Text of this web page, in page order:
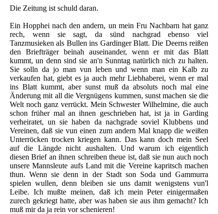
Die Zeitung ist schuld daran.
Ein Hopphei nach den andern, un mein Fru Nachbarn hat ganz
rech, wenn sie sagt, da sünd nachgrad ebenso viel
Tanzmusieken als Bullen ins Gardinger Blatt. Die Deerns reißen
den Briefträger beinah auseinander, wenn er mit das Blatt
kummt, un denn sind sie an'n Sunntag natürlich nich zu halten.
Sie solln da jo man vun leben und wenn man ein Kalb zu
verkaufen hat, giebt es ja auch mehr Liebhaberei, wenn er mal
ins Blatt kummt, aber sunst muß da absoluts noch mal eine
Änderung mit all die Vergnügens kummen, sunst machen sie die
Welt noch ganz verrückt. Mein Schwester Wilhelmine, die auch
schon früher mal an ihnen geschrieben hat, ist ja in Garding
verheiratet, un sie haben da nachgrade soviel Klubbens und
Vereinen, daß sie vun einen zum andern Mal knapp die weißen
Unterröcken trocken kriegen kann. Das kann doch mein Seel
auf die Längde nicht aushalten. Und warum ich eigentlich
diesen Brief an ihnen schreiben theue ist, daß sie nun auch noch
unsere Mannsleute aufs Land mit die Vereine kapritsch machen
thun. Wenn sie denn in der Stadt son Soda und Gammurra
spielen wullen, denn bleiben sie uns damit wenigstens vun'l
Leibe. Ich mußte meinen, daß ich mein Peter einigermaßen
zurech gekriegt hatte, aber was haben sie aus ihm gemacht? Ich
muß mir da ja rein vor schenieren!